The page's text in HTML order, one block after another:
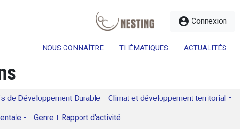
account_circle Connexion
NOUS CONNAÎTRE THÉMATIQUES ACTUALITÉS
de Développement Durable Climat et développement territorial
- Genre Rapport d'activité